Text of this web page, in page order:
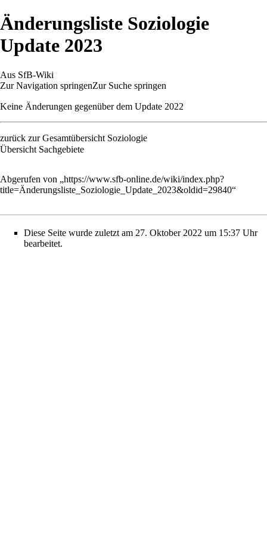
Änderungsliste Soziologie
Update 2023
Aus SfB-Wiki
Zur Navigation springenZur Suche springen
Keine Änderungen gegenüber dem Update 2022
zurück zurGesamtübersicht Soziologie
Übersicht Sachgebiete
Abgerufen von „https://www.sfb-online.de/wiki/index.php?
title=Änderungsliste_Soziologie_Update_2023&oldid=29840“
Diese Seite wurde zuletzt am 27. Oktober 2022 um 15:37 Uhr
bearbeitet.